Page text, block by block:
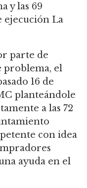
y las 69
ejecución La
parte de
problema, el
16 de
planteándole
a las 72
con idea
ayuda en el